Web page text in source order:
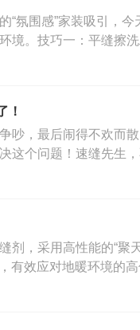
“氛围感”家装吸引，今
。技巧一：平缝擦
！
吵，最后闹得不欢而
这个问题！速缝先生
剂，采用高性能的“聚
有效应对地暖环境的